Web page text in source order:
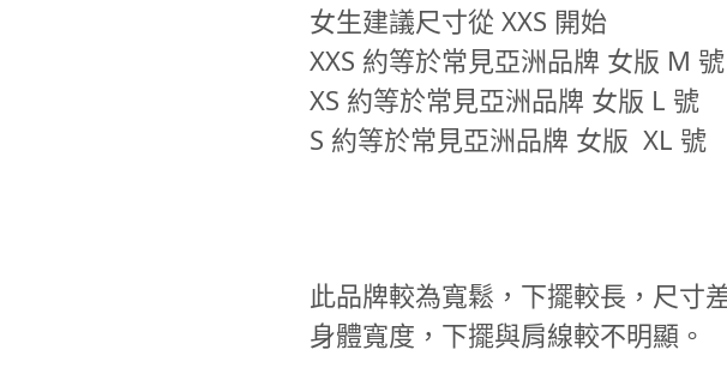
女生建議尺寸從 XXS 開始
XXS 約等於常見亞洲品牌 女版 M 號
XS 約等於常見亞洲品牌 女版 L 號
S 約等於常見亞洲品牌 女版 XL 號
此品牌較為寬鬆，下擺較長，尺寸
身體寬度，下擺與肩線較不明顯。